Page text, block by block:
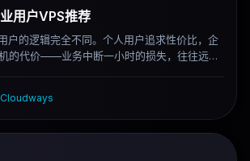
用户VPS推荐
户的逻辑完全不同。个人用户追求性价比，企
的代价——业务中断一小时的损失，往往远高
Cloudways